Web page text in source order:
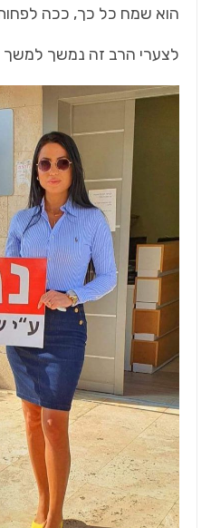
הוא שמח כל כך, ככה לפחות
לצערי הרב זה נמשך למשך